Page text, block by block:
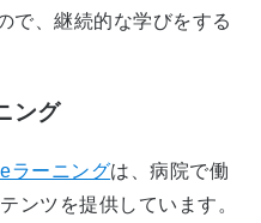
で、継続的な学びをする
ング
ラーニングは、病院で働
ンツを提供しています。